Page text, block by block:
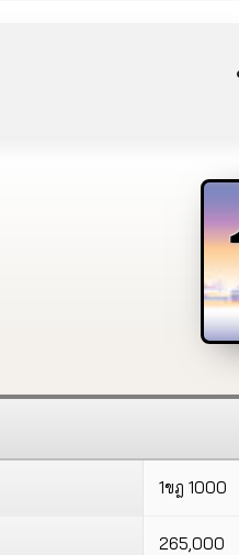
1ขฎ 1000
265,000